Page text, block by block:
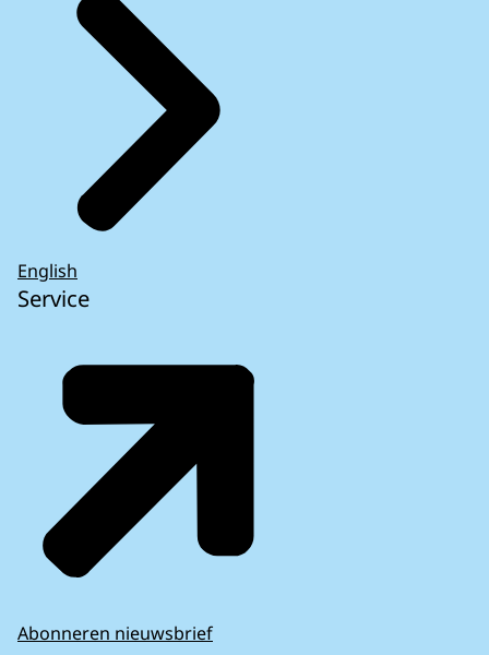
English
Service
Abonneren nieuwsbrief